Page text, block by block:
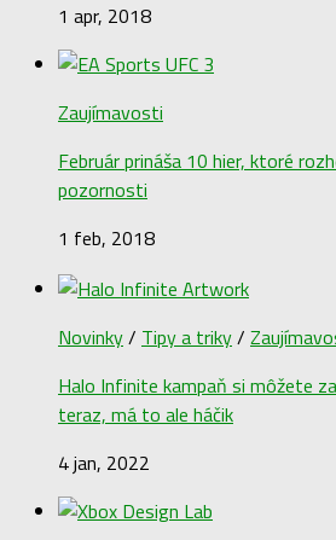
1 apr, 2018
Zaujímavosti
Február prináša 10 hier, ktoré
pozornosti
1 feb, 2018
Novinky/ Tipy a triky/
Halo Infinite kampaň si môžete
teraz, má to ale háčik
4 jan, 2022